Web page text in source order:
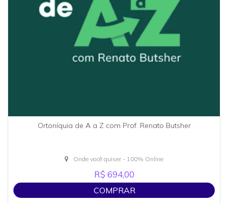
Ortoníquia de A a Z com Prof. Renato Butsher
Onde você quiser - 100% Online
R$ 694,00
COMPRAR